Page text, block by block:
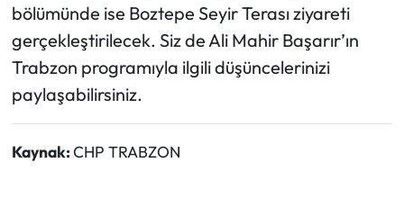
bölümünde ise Boztepe Seyir Terası ziyareti
gerçekleştirilecek. Siz de Ali Mahir Başarır’ın
Trabzon programıyla ilgili düşüncelerinizi
paylaşabilirsiniz.
Kaynak:CHP TRABZON